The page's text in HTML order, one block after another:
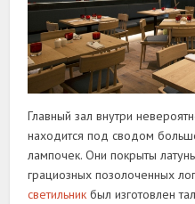
Главный зал внутри
находится под сводом
лампочек. Они покрыты
грациозных позолоченных
светильник был изготовлен